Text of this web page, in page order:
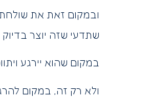
ובמקום זאת את
שתדעי שזה יוצר
במקום שהוא יירגע
ולא רק זה, במקום